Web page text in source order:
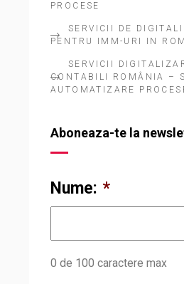
PROCESE
SERVICII DE
PENTRU IMM-URI IN
SERVICII
CONTABILI ROMÂNIA –
AUTOMATIZARE
Aboneaza-te la
Nume: *
0 de 100 caractere max